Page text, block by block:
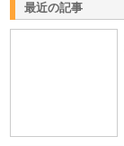
最近の記事